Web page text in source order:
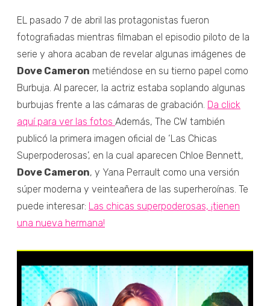
EL pasado 7 de abril las protagonistas fueron
fotografiadas mientras filmaban el episodio piloto de la
serie y ahora acaban de revelar algunas imágenes de
Dove Cameron metiéndose en su tierno papel como
Burbuja. Al parecer, la actriz estaba soplando algunas
burbujas frente a las cámaras de grabación. Da click
aquí para ver las fotos Además, The CW también
publicó la primera imagen oficial de ‘Las Chicas
Superpoderosas’, en la cual aparecen Chloe Bennett,
Dove Cameron, y Yana Perrault como una versión
súper moderna y veinteañera de las superheroínas. Te
puede interesar: Las chicas superpoderosas, ¡tienen
una nueva hermana!